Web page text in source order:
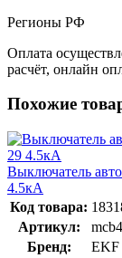
Регионы РФ
Оплата
расчёт, онлайн
Похожие
Выключатель
4.5кА
Код товара:
Артикул:
Бренд:
EKF